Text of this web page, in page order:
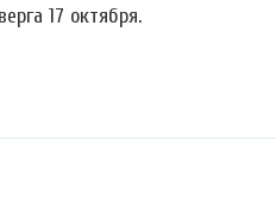
17 октября.